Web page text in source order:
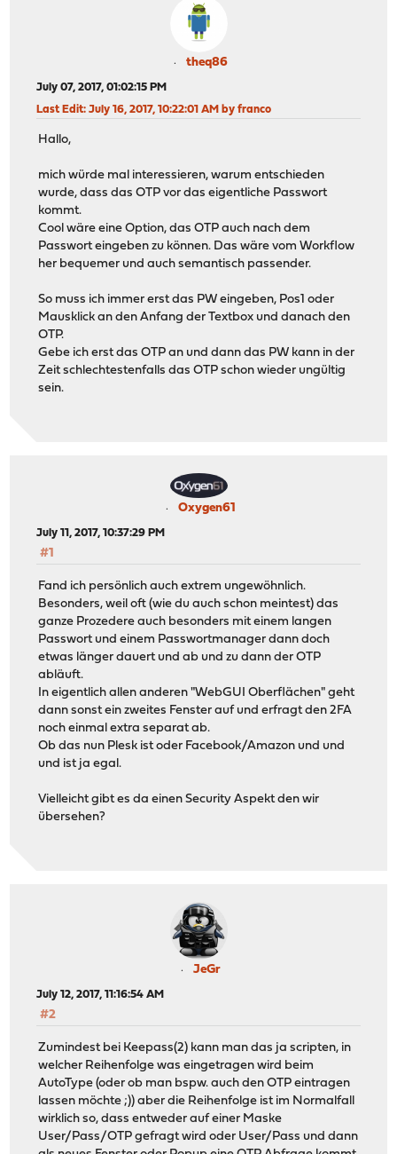
theq86
July 07, 2017, 01:02:15 PM
Last Edit: July 16, 2017, 10:22:01 AM by franco
Hallo,
mich würde mal interessieren, warum entschieden
wurde, dass das OTP vor das eigentliche Passwort
kommt.
Cool wäre eine Option, das OTP auch nach dem
Passwort eingeben zu können. Das wäre vom Workflow
her bequemer und auch semantisch passender.
So muss ich immer erst das PW eingeben, Pos1 oder
Mausklick an den Anfang der Textbox und danach den
OTP.
Gebe ich erst das OTP an und dann das PW kann in der
Zeit schlechtestenfalls das OTP schon wieder ungültig
sein.
Oxygen61
July 11, 2017, 10:37:29 PM
#1
Fand ich persönlich auch extrem ungewöhnlich.
Besonders, weil oft (wie du auch schon meintest) das
ganze Prozedere auch besonders mit einem langen
Passwort und einem Passwortmanager dann doch
etwas länger dauert und ab und zu dann der OTP
abläuft.
In eigentlich allen anderen "WebGUI Oberflächen" geht
dann sonst ein zweites Fenster auf und erfragt den 2FA
noch einmal extra separat ab.
Ob das nun Plesk ist oder Facebook/Amazon und und
und ist ja egal.
Vielleicht gibt es da einen Security Aspekt den wir
übersehen?
JeGr
July 12, 2017, 11:16:54 AM
#2
Zumindest bei Keepass(2) kann man das ja scripten, in
welcher Reihenfolge was eingetragen wird beim
AutoType (oder ob man bspw. auch den OTP eintragen
lassen möchte ;)) aber die Reihenfolge ist im Normalfall
wirklich so, dass entweder auf einer Maske
User/Pass/OTP gefragt wird oder User/Pass und dann